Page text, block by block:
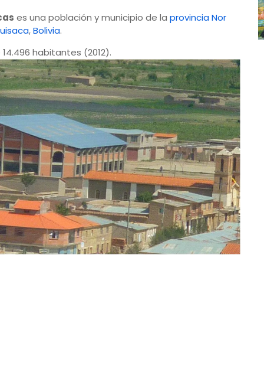
es una población y municipio de la provincia Nor
,Bolivia.
habitantes (2012).